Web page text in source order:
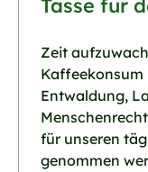
Tasse für
Zeit
Kaffeekonsum
Entwaldung,
für unseren
genommen